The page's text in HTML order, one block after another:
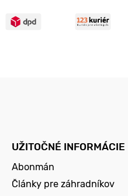
UŽITOČNÉ INFORMÁCIE
Abonmán
Články pre záhradníkov